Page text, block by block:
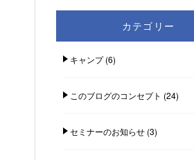
カテゴリー
キャンプ(6)
このブログのコンセプト (24)
セミナーのお知らせ(3)